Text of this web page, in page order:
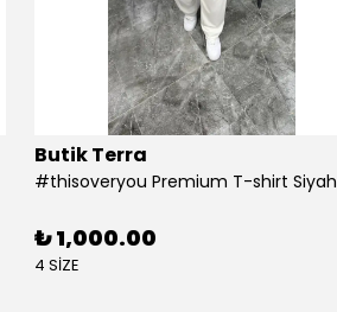
Butik Terra
#thisoveryou Premium T-shirt Siyah
₺ 1,000.00
4 SİZE